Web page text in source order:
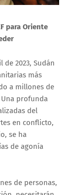
para Oriente
2023, Sudán
más
a millones de
profunda
del
en conflicto,
se ha
de agonía
de personas,